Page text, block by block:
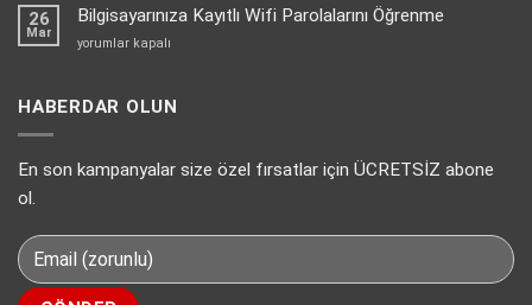
uygun
pos
için
bir
hata
oluştu.
sonra
Hatası
için
26
Mar
Bilgisayarınıza Kayıtlı Wifi Parolalarını Öğrenme
Bilgisayarınıza
Parolalarını
yorumlar kapalı
HABERDAR OLUN
En son kampanyalar size özel fırsatlar için ÜCRETSİZ abone
ol.